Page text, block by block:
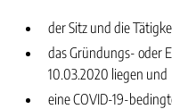
der Sitz und die
das Gründungs- oder
10.03.2020 liegen und
eine COVID-19-